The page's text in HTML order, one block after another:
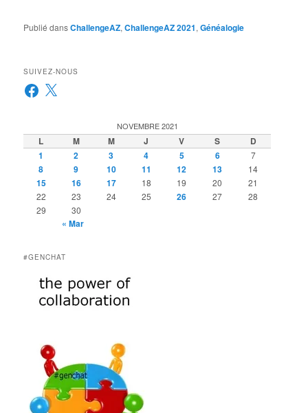
Publié dansChallengeAZ,ChallengeAZ 2021,Généalogie
SUIVEZ-NOUS
Facebook
X
NOVEMBRE 2021
L M M J V S
D
1
2 3 4 5 6 7
8 9 10 11 12 13 14
15 16 17 18 19 20
21
22
23 24 25 26 27
28
29
30
« Mar
#GENCHAT